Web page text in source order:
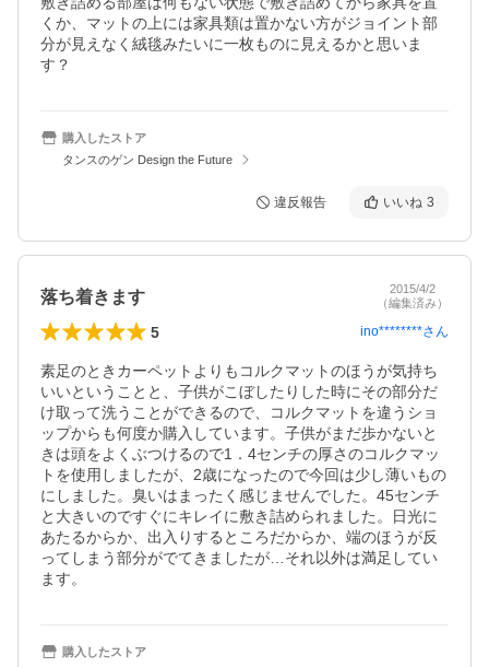
くか、マットの上には家具類は置かない方がジョイント部
分が見えなく絨毯みたいに一枚ものに見えるかと思いま
す？
購入したストア
タンスのゲン Design the Future
違反報告 いいね 3
落ち着きます
2015/4/2
（編集済み）
5 ino********さん
素足のときカーペットよりもコルクマットのほうが気持ち
いいということと、子供がこぼしたりした時にその部分だ
け取って洗うことができるので、コルクマットを違うショ
ップからも何度か購入しています。子供がまだ歩かないと
きは頭をよくぶつけるので1．4センチの厚さのコルクマッ
トを使用しましたが、2歳になったので今回は少し薄いもの
にしました。臭いはまったく感じませんでした。45センチ
と大きいのですぐにキレイに敷き詰められました。日光に
あたるからか、出入りするところだからか、端のほうが反
ってしまう部分がでてきましたが…それ以外は満足してい
ます。
購入したストア